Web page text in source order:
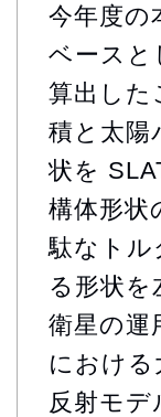
今年度の
ベースと
算出した
積と太陽
状を
構体形状
駄なトル
る形状
衛星の運
における
反射モ